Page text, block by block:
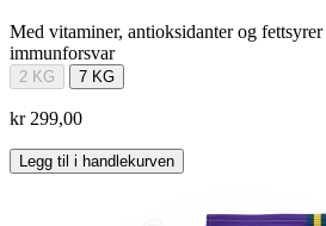
Med vitaminer, antioksidanter og
immunforsvar
2 KG 7 KG
kr 299,00
Legg til i handlekurven